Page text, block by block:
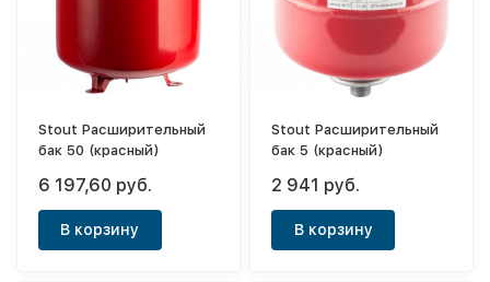
Stout Расширительный
бак 50 (красный)
6 197,60 руб.
В корзину
Stout Расширительный
бак 5 (красный)
2 941 руб.
В корзину